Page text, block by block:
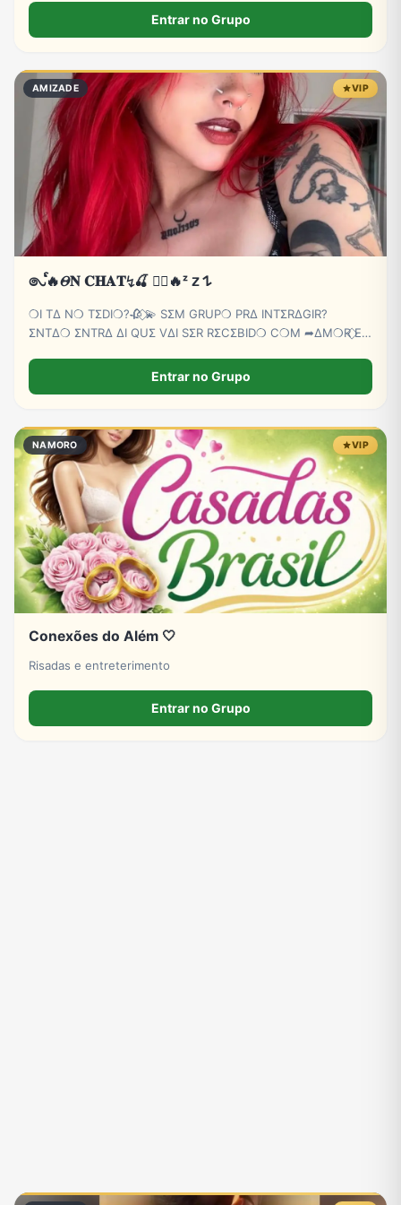
Entrar no Grupo
AMIZADE VIP
𑇢ᩘ🔥𝛩𝐍 𝐂𝐇𝐀𝐓↯🍒 ⃝⃔‌‌🔥ᶻ 𝗓 𐰁
❍I TΔ N❍ TΣDI❍?🥀 ⃟💫 SΣM GRUP❍ PRΔ INTΣRΔGIR?
ΣNTΔ❍ ΣNTRΔ ΔI QUΣ VΔI SΣR RΣCΣBID❍ C❍M ➦∆M❍R ⃟E
Entrar no Grupo
NAMORO VIP
Conexões do Além 🤍
Risadas e entreterimento
Entrar no Grupo